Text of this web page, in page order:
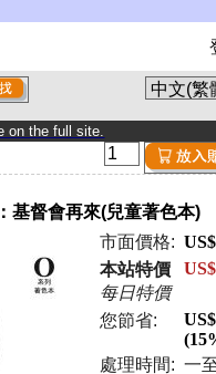
on the full site.
基督會再來(兒童著色本)
市面價格:
本站特價
每日特價
您節省:
處理時間: 一